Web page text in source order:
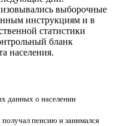
выборочные
инструкциям и в
статистики
бланк
населения.
данных о населении
пенсию и занимался